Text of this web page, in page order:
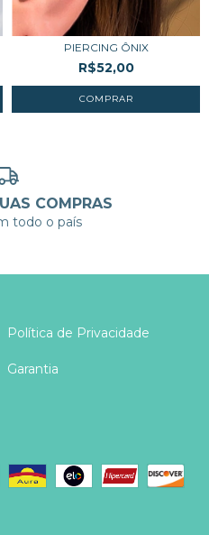
PIERCING ÔNIX
R$52,00
COMPRAS
todo o país
Política de Privacidade
Garantia